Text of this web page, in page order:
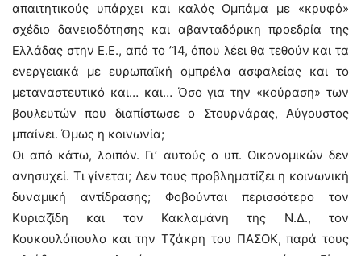
απαιτητικούς υπάρχει και καλός Ομπάμα με «κρυφό»
σχέδιο δανειοδότησης και αβανταδόρικη προεδρία της
Ελλάδας στην Ε.Ε., από το ’14, όπου λέει θα τεθούν και τα
ενεργειακά με ευρωπαϊκή ομπρέλα ασφαλείας και το
μεταναστευτικό και… και… Όσο για την «κούραση» των
βουλευτών που διαπίστωσε ο Στουρνάρας, Αύγουστος
μπαίνει. Όμως η κοινωνία;
Οι από κάτω, λοιπόν. Γι’ αυτούς ο υπ. Οικονομικών δεν
ανησυχεί. Τι γίνεται; Δεν τους προβληματίζει η κοινωνική
δυναμική αντίδρασης; Φοβούνται περισσότερο τον
Κυριαζίδη και τον Κακλαμάνη της Ν.Δ., τον
Κουκουλόπουλο και την Τζάκρη του ΠΑΣΟΚ, παρά τους